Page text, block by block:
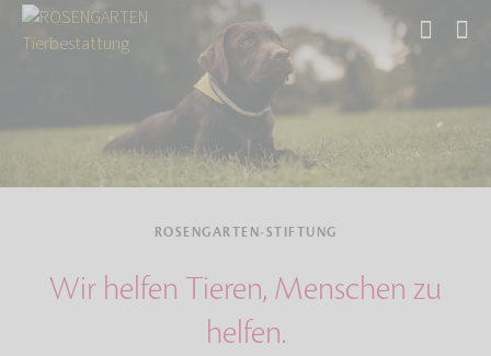
ROSENGARTEN-STIFTUNG
Wir helfen Tieren, Menschen zu
helfen.